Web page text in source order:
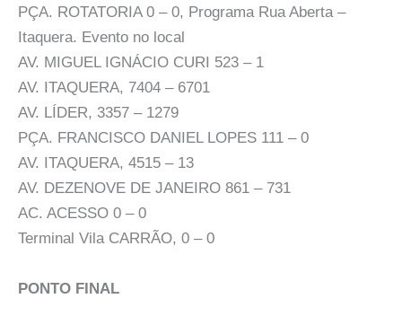
PÇA. ROTATORIA 0 – 0, Programa Rua Aberta –
Itaquera. Evento no local
AV. MIGUEL IGNÁCIO CURI 523 – 1
AV. ITAQUERA, 7404 – 6701
AV. LÍDER, 3357 – 1279
PÇA. FRANCISCO DANIEL LOPES 111 – 0
AV. ITAQUERA, 4515 – 13
AV. DEZENOVE DE JANEIRO 861 – 731
AC. ACESSO 0 – 0
Terminal Vila CARRÃO, 0 – 0
PONTO FINAL